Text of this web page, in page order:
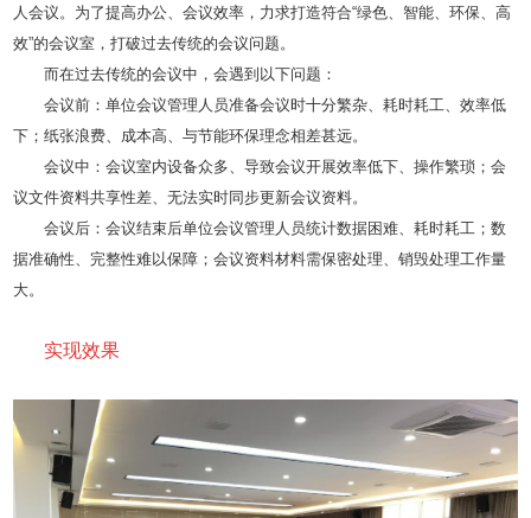
人会议。为了提高办公、会议效率，力求打造符合“绿色、智能、环保、高
效”的会议室，打破过去传统的会议问题。
而在过去传统的会议中，会遇到以下问题：
会议前：单位会议管理人员准备会议时十分繁杂、耗时耗工、效率低
下；纸张浪费、成本高、与节能环保理念相差甚远。
会议中：会议室内设备众多、导致会议开展效率低下、操作繁琐；会
议文件资料共享性差、无法实时同步更新会议资料。
会议后：会议结束后单位会议管理人员统计数据困难、耗时耗工；数
据准确性、完整性难以保障；会议资料材料需保密处理、销毁处理工作量
大。
实现效果